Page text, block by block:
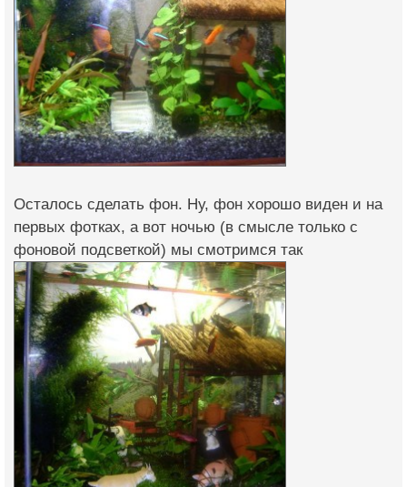
Осталось сделать фон. Ну, фон хорошо виден и на
первых фотках, а вот ночью (в смысле только с
фоновой подсветкой) мы смотримся так